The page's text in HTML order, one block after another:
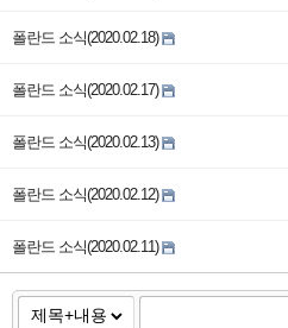
폴란드 소식(2020.02.18)
폴란드 소식(2020.02.17)
폴란드 소식(2020.02.13)
폴란드 소식(2020.02.12)
폴란드 소식(2020.02.11)